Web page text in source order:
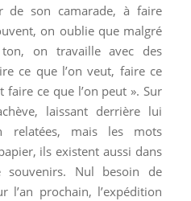
de son camarade, à faire
on oublie que malgré
on travaille avec des
ce que l’on veut, faire ce
faire ce que l’on peut ». Sur
laissant derrière lui
relatées, mais les mots
ils existent aussi dans
Nul besoin de
l’an prochain, l’expédition